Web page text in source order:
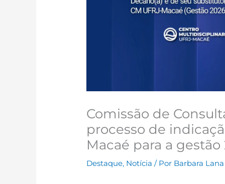
Comissão de
processo de
Macaé para a gestão
Destaque, Notícia / Por Barbara